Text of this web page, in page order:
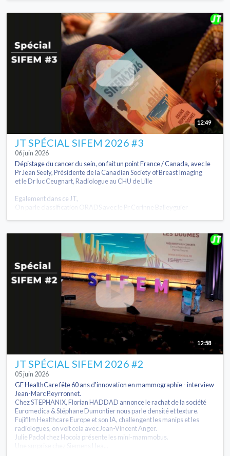
12:49
JT SPÉCIAL SIFEM 2026 #3
06 juin 2026
Dépistage du cancer du sein, on fait un point France / Canada, avec le
Pr Jean Seely, Présidente de la Canadian Society of Breast Imaging
et le Dr luc Ceugnart, Radiologue au CHU de Lille
Egalement dans ce JT,
On parle classification ORADS avec le Pr Corinne Balleyguier
12:58
JT SPÉCIAL SIFEM 2026 #2
05 juin 2026
GE HealthCare fête 60 ans d'innovation en mammographie - interview
Jean-Marc P.eyrronnet.
Chez STEPHANIX, Florian HADDAD annonce le rachat de la société
Euromedica & Stéphane Dumontier nous parle densité et texture.
Fujifilm Healthcare Europe et son IA, challengent les manips et les
radiologues, on voit cela avec Jean-Vincent Anger.
Julie Padol chez Hocoia présente les mini-mammobus.